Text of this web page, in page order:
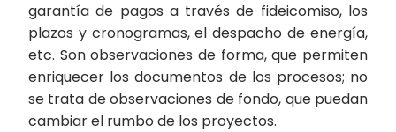
garantía de pagos a través de fideicomiso, los
plazos y cronogramas, el despacho de energía,
etc. Son observaciones de forma, que permiten
enriquecer los documentos de los procesos; no
se trata de observaciones de fondo, que puedan
cambiar el rumbo de los proyectos.